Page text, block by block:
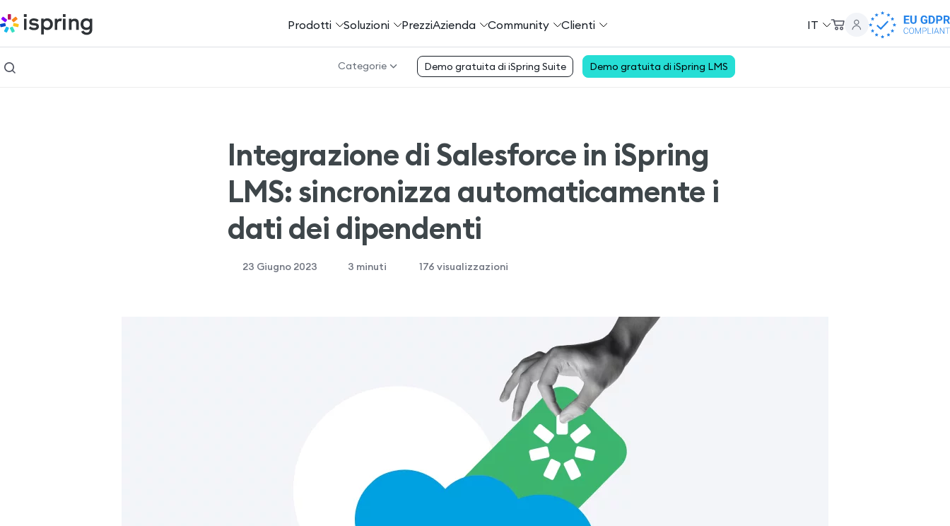
Prodotti Soluzioni PrezziAzienda Community Сlienti IT
Categorie Demo gratuita di iSpring Suite Demo gratuita di iSpring LMS
Integrazione di Salesforce in iSpring
LMS: sincronizza automaticamente i
dati dei dipendenti
23 Giugno 2023 3 minuti 176 visualizzazioni